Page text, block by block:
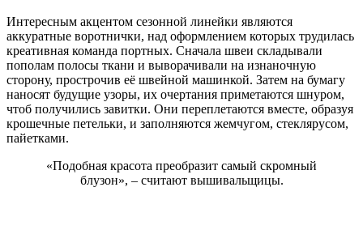
Интересным акцентом сезонной линейки являются
аккуратные воротнички, над оформлением которых трудилась
креативная команда портных. Сначала швеи складывали
пополам полосы ткани и выворачивали на изнаночную
сторону, прострочив её швейной машинкой. Затем на бумагу
наносят будущие узоры, их очертания приметаются шнуром,
чтоб получились завитки. Они переплетаются вместе, образуя
крошечные петельки, и заполняются жемчугом, стеклярусом,
пайетками.
«Подобная красота преобразит самый скромный
блузон», – считают вышивальщицы.